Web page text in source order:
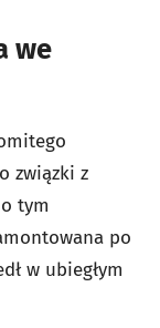
we
związki z
tym
po
w ubiegłym